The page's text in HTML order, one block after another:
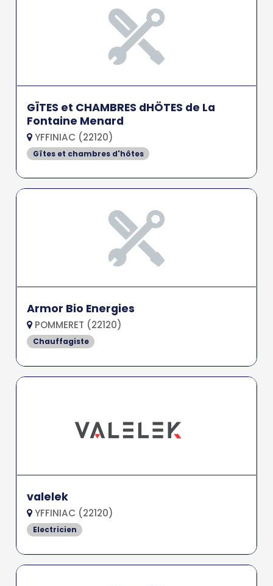
GÏTES et CHAMBRES dHÖTES de La
Fontaine Menard
YFFINIAC (22120)
Gîtes et chambres d'hôtes
Armor Bio Energies
POMMERET (22120)
Chauffagiste
valelek
YFFINIAC (22120)
Electricien